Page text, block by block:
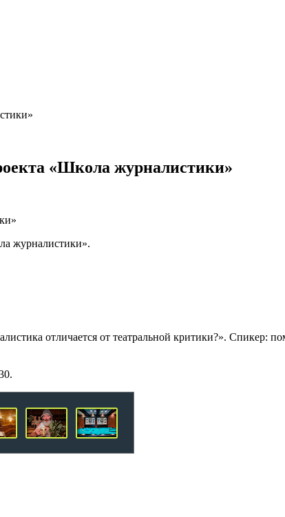
«Школа журналистики»
журналистики».
отличается от театральной критики?». Спикер: